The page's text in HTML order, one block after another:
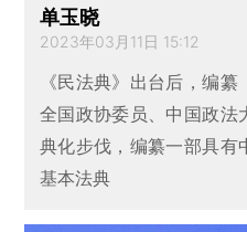
单玉晓
2023年03月11日 15:12
《民法典》出台后，编纂
全国政协委员、中国政法
典化步伐，编纂一部具有
基本法典